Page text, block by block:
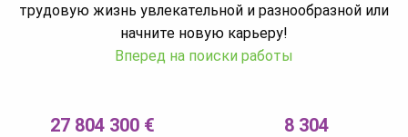
трудовую жизнь увлекательной и разнообразной или
начните новую карьеру!
Вперед на поиски работы
27 804 300 € 8 304